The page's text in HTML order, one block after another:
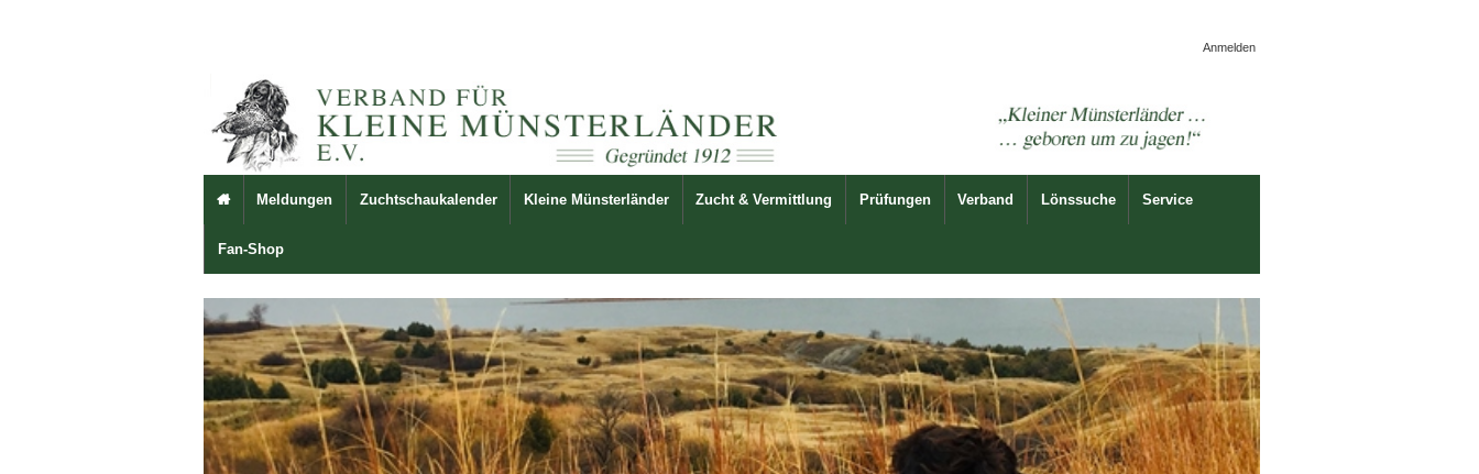
Anmelden
 Meldungen Zuchtschaukalender Kleine Münsterländer Zucht & Vermittlung Prüfungen Verband Lönssuche Service
Fan-Shop